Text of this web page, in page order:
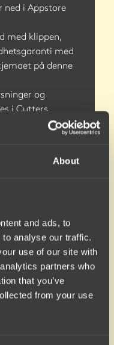
About
and ads, to
analyse our traffic.
use of our site with
partners who
that you’ve
from your use
ned i Appstore
med klippen,
med
på denne
og
i Cutters
tabben.
timer innenfor
min